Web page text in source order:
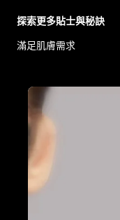
探索更多貼士與秘訣
滿足肌膚需求